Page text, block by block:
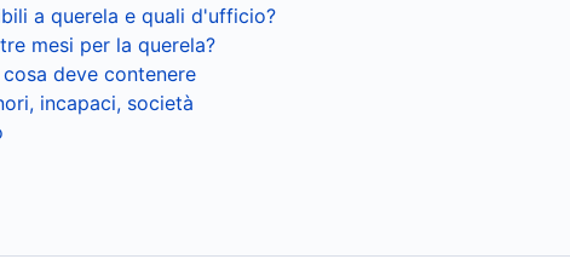
a querela e quali d'ufficio?
mesi per la querela?
deve contenere
incapaci, società